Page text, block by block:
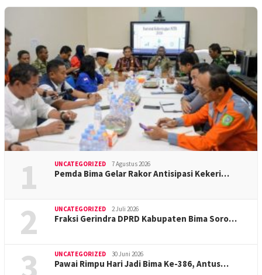
1 UNCATEGORIZED 7 Agustus 2026
Pemda Bima Gelar Rakor Antisipasi Kekeri…
2 UNCATEGORIZED 2 Juli 2026
Fraksi Gerindra DPRD Kabupaten Bima Soro…
UNCATEGORIZED 30 Juni 2026
Pawai Rimpu Hari Jadi Bima Ke-386, Antus…